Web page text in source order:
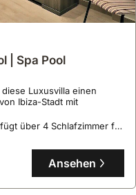
| Spa Pool
Luxusvilla einen
Ibiza-Stadt mit
über 4 Schlafzimmer für
Pool mit Spa-Bereich
von Playa de
Ansehen